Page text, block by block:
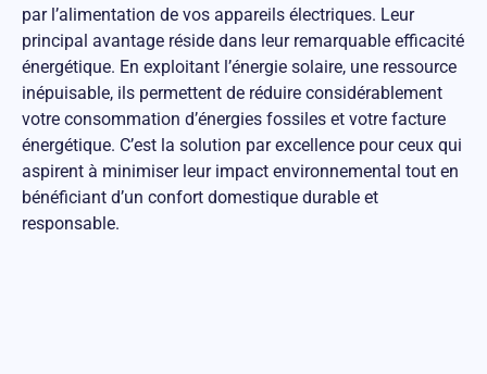
par l’alimentation de vos appareils électriques. Leur
principal avantage réside dans leur remarquable efficacité
énergétique. En exploitant l’énergie solaire, une ressource
inépuisable, ils permettent de réduire considérablement
votre consommation d’énergies fossiles et votre facture
énergétique. C’est la solution par excellence pour ceux qui
aspirent à minimiser leur impact environnemental tout en
bénéficiant d’un confort domestique durable et
responsable.